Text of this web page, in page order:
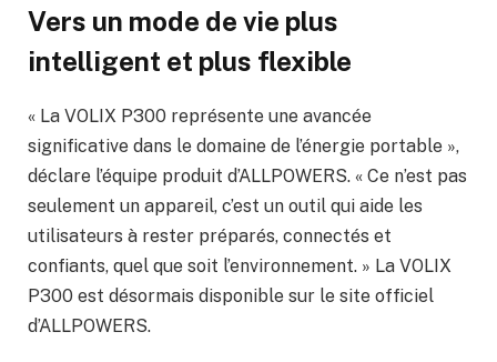
Vers un mode de vie plus
intelligent et plus flexible
« La VOLIX P300 représente une avancée
significative dans le domaine de l’énergie portable »,
déclare l’équipe produit d’ALLPOWERS. « Ce n’est pas
seulement un appareil, c’est un outil qui aide les
utilisateurs à rester préparés, connectés et
confiants, quel que soit l’environnement. » La VOLIX
P300 est désormais disponible sur le site officiel
d’ALLPOWERS.